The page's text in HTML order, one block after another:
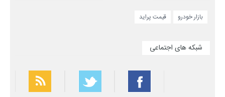
بازار خودرو قیمت پراید
شبکه های اجتماعی